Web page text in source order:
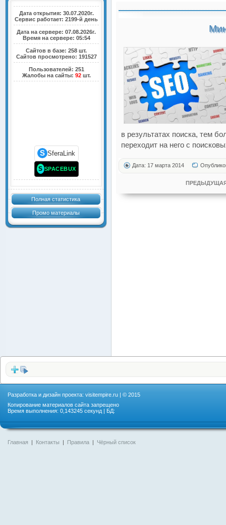
Дата открытия: 30.07.2020г.
Сервис работает: 2199-й день
Дата на сервере: 07.08.2026г.
Время на сервере: 05:54
Сайтов в базе: 258 шт.
Сайтов просмотрено: 191527
Пользователей: 251
Жалобы на сайты: 92шт.
S SferaLink
S SPACEBUX
Полная статистика
Промо материалы
в результатах поиска, тем
переходит на него с
Дата: 17 марта 2014
Разработка и дизайн проекта: visitempire.ru | © 2015
Копирование материалов сайта запрещено
Время выполнения: 0,143245 секунд | БД:
Главная | Контакты | Правила | Чёрный список